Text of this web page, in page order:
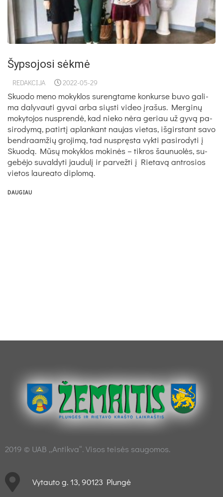
Šypsojosi sėkmė
REDAKCIJA 2022-05-29
Skuo­do me­no mo­kyk­los su­reng­ta­me kon­kur­se bu­vo ga­li­
ma da­ly­vau­ti gy­vai ar­ba siųs­ti vi­deo įra­šus. Mer­ginų
mo­ky­to­jos nu­sprendė, kad nie­ko nėra ge­riau už gyvą pa­
si­ro­dymą, pa­tirtį ap­lan­kant nau­jas vie­tas, iš­girs­tant sa­vo
bend­raam­žių gro­jimą, tad nu­spręsta vyk­ti pa­si­ro­dy­ti į
Skuodą. Mūsų mo­kyk­los mo­kinės – tik­ros šau­nuolės, su­
gebė­jo su­val­dy­ti jau­dulį ir par­vež­ti į Rie­tavą ant­ro­sios
vie­tos lau­rea­to dip­lomą.
DAUGIAU
2019 © UAB „Antikva“. Visos teisės saugomos.
Vytauto g. 13, 90123 Plungė